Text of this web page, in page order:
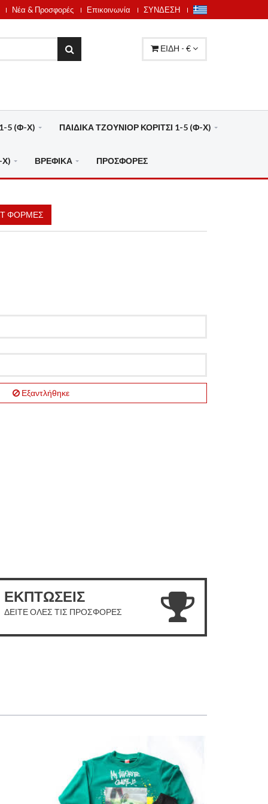
Νέα & Προσφορές Επικοινωνία ΣΥΝΔΕΣΗ
ΕΙΔΗ - €
5 (Φ-Χ) ΠΑΙΔΙΚΑ ΤΖΟΥΝΙΟΡ ΚΟΡΙΤΣΙ 1-5 (Φ-Χ)
ΒΡΕΦΙΚΑ ΠΡΟΣΦΟΡΕΣ
ΦΟΡΜΕΣ
Εξαντλήθηκε
ΕΚΠΤΩΣΕΙΣ
ΔΕΙΤΕ ΟΛΕΣ ΤΙΣ ΠΡΟΣΦΟΡΕΣ